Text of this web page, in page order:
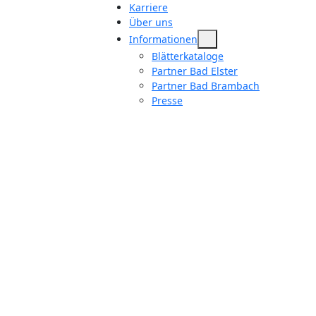
Karriere
Über uns
Informationen
Blätterkataloge
Partner Bad Elster
Partner Bad Brambach
Presse